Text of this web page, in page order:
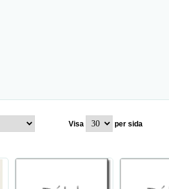
Visa per sida